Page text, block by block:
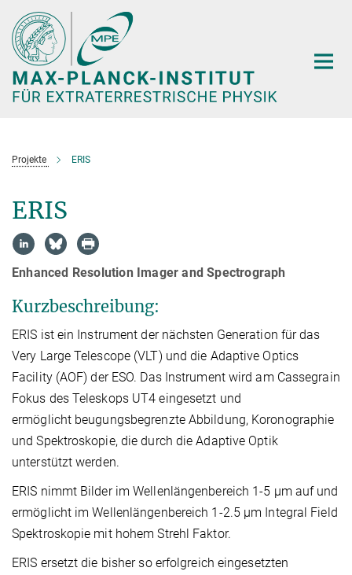
Hauptinhalt
Projekte ERIS
ERIS
Enhanced Resolution Imager and Spectrograph
Kurzbeschreibung:
ERIS ist ein Instrument der nächsten Generation für das
Very Large Telescope (VLT) und die Adaptive Optics
Facility (AOF) der ESO. Das Instrument wird am Cassegrain
Fokus des Teleskops UT4 eingesetzt und
ermöglicht beugungsbegrenzte Abbildung, Koronographie
und Spektroskopie, die durch die Adaptive Optik
unterstützt werden.
ERIS nimmt Bilder im Wellenlängenbereich 1-5 μm auf und
ermöglicht im Wellenlängenbereich 1-2.5 μm Integral Field
Spektroskopie mit hohem Strehl Faktor.
ERIS ersetzt die bisher so erfolgreich eingesetzten